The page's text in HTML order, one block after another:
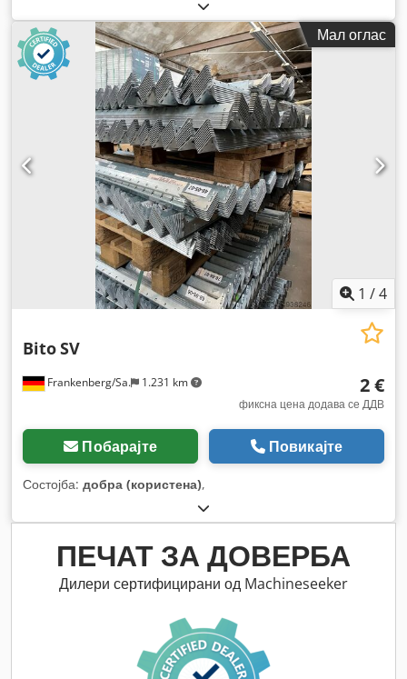
Мал оглас
1 /4
Frankenberg/Sa. 1.231 km
BitoSV
2 €
фиксна цена додава се ДДВ
Побарајте Повикајте
Состојба: добра (користена),
ПЕЧАТ ЗА ДОВЕРБА
Дилери сертифицирани од Machineseeker